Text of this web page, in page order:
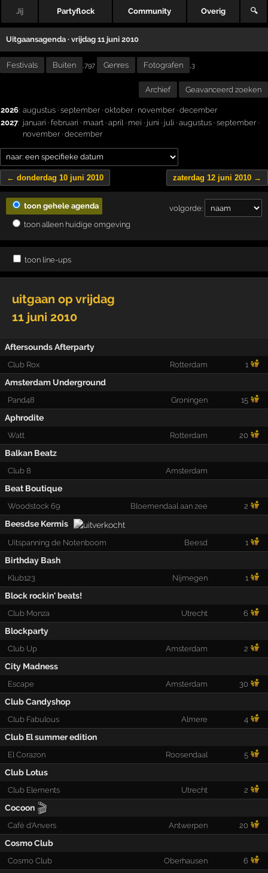
Jij Partyflock Community Overig 🔍
Uitgaansagenda · vrijdag 11 juni 2010
Festivals Buiten ,797 Genres Fotografen ,3
Archief Geavanceerd zoeken
2026: augustus · september· oktober· november· december
2027: januari · februari · maart · april· mei · juni · juli · augustus · september·
november· december
← donderdag 10 juni 2010 zaterdag 12 juni 2010 →
volgorde:
toon gehele agenda
toon alleen huidige omgeving
toon line-ups
uitgaan op vrijdag
11 juni 2010
Aftersounds Afterparty
Club Rox Rotterdam 1
Amsterdam Underground
Pand48 Groningen 15
Aphrodite
Watt Rotterdam 20
Balkan Beatz
Club 8 Amsterdam
Beat Boutique
Woodstock 69 Bloemendaal aan zee 2
Beesdse Kermis
Uitspanning de Notenboom Beesd 1
Birthday Bash
Klub123 Nijmegen 1
Block rockin' beats!
Club Monza Utrecht 6
Blockparty
Club Up Amsterdam 2
City Madness
Escape Amsterdam 30
Club Candyshop
Club Fabulous Almere 4
Club El summer edition
El Corazon Roosendaal 5
Club Lotus
Club Elements Utrecht 2
Cocoon 🎬
Café d'Anvers Antwerpen 20
Cosmo Club
Cosmo Club Oberhausen 6